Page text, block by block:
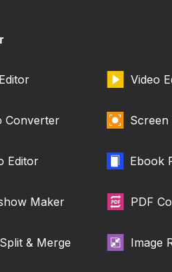
Video
Converter Screen
Editor Ebook
Maker PDF
& Merge Image